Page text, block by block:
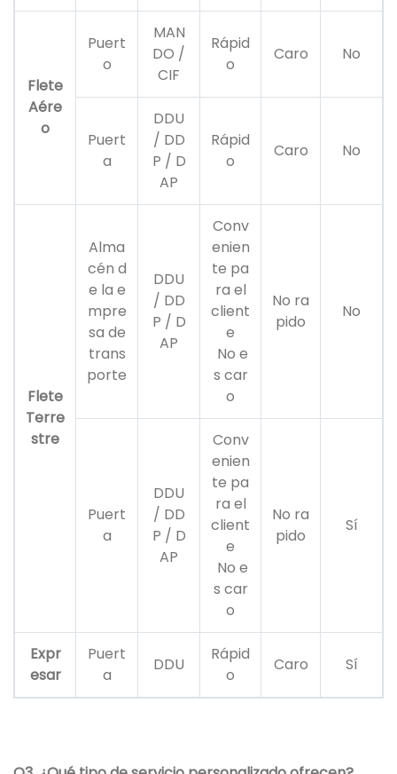
Flete
Aére
o
Puert
o
MAN
DO /
CIF
Rápid
o
Caro No
Puert
a
DDU
/ DD
P / D
AP
Rápid
o
Caro No
Flete
Terre
stre
Alma
cén d
e la e
mpre
sa de
trans
porte
DDU
/ DD
P / D
AP
Conv
enien
te pa
ra el
client
e
No e
s car
o
No ra
pido
No
Puert
a
DDU
/ DD
P / D
AP
Conv
enien
te pa
ra el
client
e
No e
s car
o
No ra
pido
Sí
Expr
esar
Puert
a
DDU
Rápid
o
Caro Sí